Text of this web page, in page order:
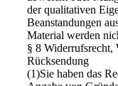
der qualitativen
Beanstandungen
Material werden
§ 8 Widerrufsrecht,
Rücksendung
(1)Sie haben das